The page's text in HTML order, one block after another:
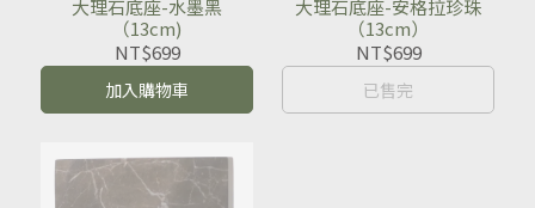
大理石底座-水墨黑
（13cm)
NT$699
加入購物車
大理石底座-安格拉珍珠
（13cm）
NT$699
已售完